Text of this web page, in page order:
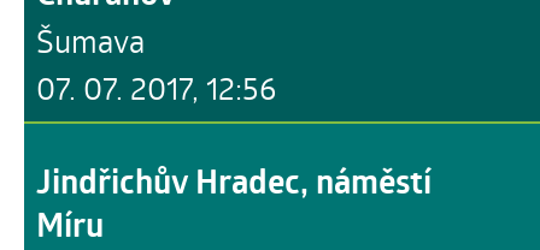
07. 07. 2017, 12:56
Šumava
Jindřichův Hradec, náměstí
Míru